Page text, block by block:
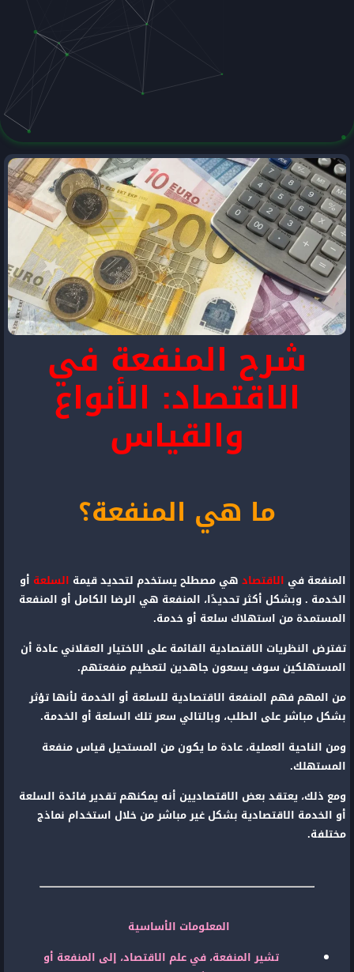
شرح المنفعة في
الاقتصاد: الأنواع
والقياس
ما هي المنفعة؟
المنفعة في الاقتصاد هي مصطلح يستخدم لتحديد قيمة السلعة أو
الخدمة . وبشكل أكثر تحديدًا، المنفعة هي الرضا الكامل أو المنفعة
المستمدة من استهلاك سلعة أو خدمة.
تفترض النظريات الاقتصادية القائمة على الاختيار العقلاني عادة أن
المستهلكين سوف يسعون جاهدين لتعظيم منفعتهم.
من المهم فهم المنفعة الاقتصادية للسلعة أو الخدمة لأنها تؤثر
بشكل مباشر على الطلب، وبالتالي سعر تلك السلعة أو الخدمة.
ومن الناحية العملية، عادة ما يكون من المستحيل قياس منفعة
المستهلك.
ومع ذلك، يعتقد بعض الاقتصاديين أنه يمكنهم تقدير فائدة السلعة
أو الخدمة الاقتصادية بشكل غير مباشر من خلال استخدام نماذج
مختلفة.
المعلومات الأساسية
تشير المنفعة، في علم الاقتصاد، إلى المنفعة أو